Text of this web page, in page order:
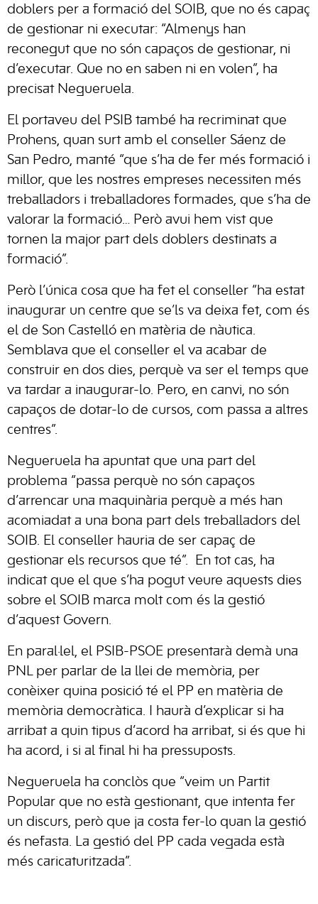
doblers per a formació del SOIB, que no és capaç
de gestionar ni executar: “Almenys han
reconegut que no són capaços de gestionar, ni
d’executar. Que no en saben ni en volen”, ha
precisat Negueruela.
El portaveu del PSIB també ha recriminat que
Prohens, quan surt amb el conseller Sáenz de
San Pedro, manté “que s’ha de fer més formació i
millor, que les nostres empreses necessiten més
treballadors i treballadores formades, que s’ha de
valorar la formació… Però avui hem vist que
tornen la major part dels doblers destinats a
formació”.
Però l’única cosa que ha fet el conseller “ha estat
inaugurar un centre que se’ls va deixa fet, com és
el de Son Castelló en matèria de nàutica.
Semblava que el conseller el va acabar de
construir en dos dies, perquè va ser el temps que
va tardar a inaugurar-lo. Pero, en canvi, no són
capaços de dotar-lo de cursos, com passa a altres
centres”.
Negueruela ha apuntat que una part del
problema “passa perquè no són capaços
d’arrencar una maquinària perquè a més han
acomiadat a una bona part dels treballadors del
SOIB. El conseller hauria de ser capaç de
gestionar els recursos que té”. En tot cas, ha
indicat que el que s’ha pogut veure aquests dies
sobre el SOIB marca molt com és la gestió
d’aquest Govern.
En paral·lel, el PSIB-PSOE presentarà demà una
PNL per parlar de la llei de memòria, per
conèixer quina posició té el PP en matèria de
memòria democràtica. I haurà d’explicar si ha
arribat a quin tipus d’acord ha arribat, si és que hi
ha acord, i si al final hi ha pressuposts.
Negueruela ha conclòs que “veim un Partit
Popular que no està gestionant, que intenta fer
un discurs, però que ja costa fer-lo quan la gestió
és nefasta. La gestió del PP cada vegada està
més caricaturitzada”.